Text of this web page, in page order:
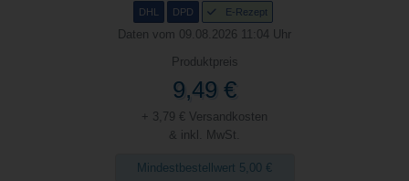
DHL DPD E-Rezept
Daten vom 09.08.2026 11:04 Uhr
Produktpreis
9,49 €
+ 3,79 € Versandkosten
& inkl. MwSt.
Mindestbestellwert 5,00 €